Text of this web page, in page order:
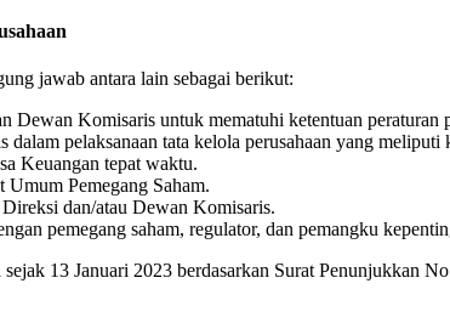
jawab antara lain sebagai berikut:
Dewan Komisaris untuk mematuhi ketentuan peraturan
pelaksanaan tata kelola perusahaan yang
Keuangan tepat waktu.
Umum Pemegang Saham.
dan/atau Dewan Komisaris.
pemegang saham, regulator, dan pemangku
sejak 13 Januari 2023 berdasarkan Surat Penunjukkan